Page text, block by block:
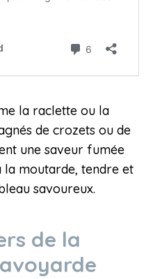
la raclette ou la
de crozets ou de
une saveur fumée
la moutarde, tendre et
savoureux.
de la